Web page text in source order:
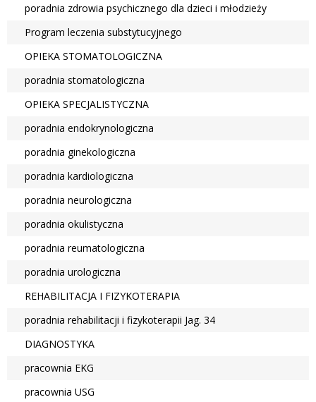
poradnia zdrowia psychicznego dla dzieci i młodzieży
Program leczenia substytucyjnego
OPIEKA STOMATOLOGICZNA
poradnia stomatologiczna
OPIEKA SPECJALISTYCZNA
poradnia endokrynologiczna
poradnia ginekologiczna
poradnia kardiologiczna
poradnia neurologiczna
poradnia okulistyczna
poradnia reumatologiczna
poradnia urologiczna
REHABILITACJA I FIZYKOTERAPIA
poradnia rehabilitacji i fizykoterapii Jag. 34
DIAGNOSTYKA
pracownia EKG
pracownia USG